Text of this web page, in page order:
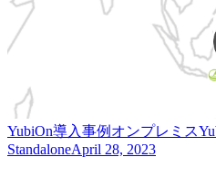
YubiOn導入事例 オンプレミス
StandaloneApril 28, 2023